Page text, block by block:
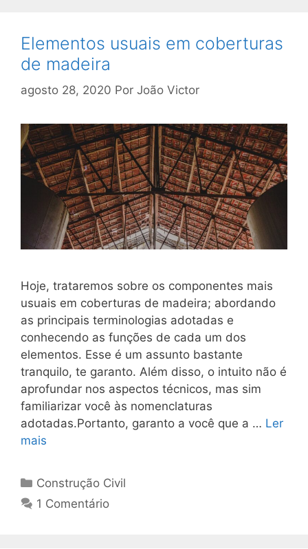
Elementos usuais em coberturas
de madeira
agosto 28, 2020 Por João Victor
Hoje, trataremos sobre os componentes mais
usuais em coberturas de madeira; abordando
as principais terminologias adotadas e
conhecendo as funções de cada um dos
elementos. Esse é um assunto bastante
tranquilo, te garanto. Além disso, o intuito não é
aprofundar nos aspectos técnicos, mas sim
familiarizar você às nomenclaturas
adotadas.Portanto, garanto a você que a … Ler
mais
Construção Civil
1 Comentário